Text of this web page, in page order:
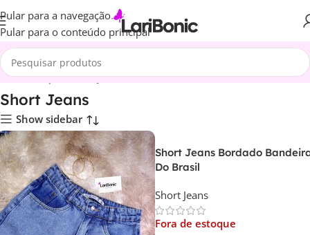
Pular para a navegação
Pular para o conteúdo principal
Início Roupas Short Jeans
Short Jeans
Show sidebar
Short Jeans Bordado
Do Brasil
Short Jeans
Fora de estoque